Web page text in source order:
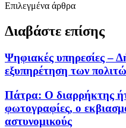
Επιλεγμένα άρθρα
Διαβάστε επίσης
Ψηφιακές υπηρεσίες –
εξυπηρέτηση των
Πάτρα: Ο διαρρήκτης
φωτογραφίες, ο
αστυνομικούς